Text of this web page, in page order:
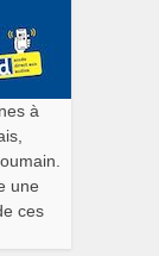
à
une
ces